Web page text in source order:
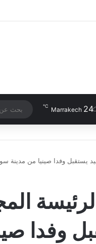
Marrakech 24
℃
يستقبل وفدا صينيا من مدينة
وفدا